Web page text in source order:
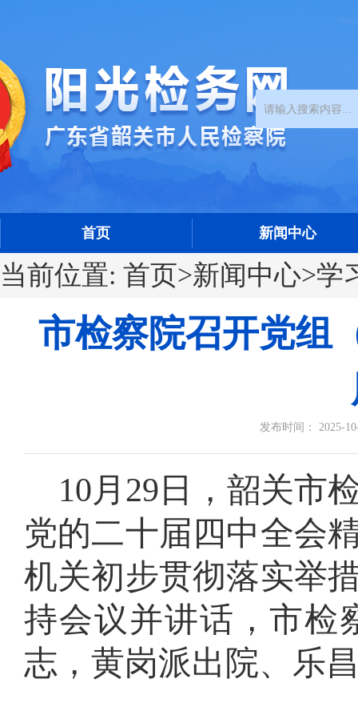
首页 新闻中心
当前位置: 首页>新闻中心>学
市检察院召开党组
发布时间： 2025-
10月29日，韶关市
党的二十届四中全会
机关初步贯彻落实举
持会议并讲话，市检
志，黄岗派出院、乐